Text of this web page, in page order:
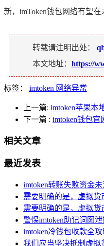
新，imToken钱包网络有望
转载请注明出处：
本文地址： https://
标签： imtoken 网络异常
上一篇: imtoken苹果本
下一篇 : imtoken钱包官
相关文章
最近发表
imtoken转账失败资金
需要明确的是，虚拟
需要明确的是，虚拟
警惕imtoken助记词图
imtoken冷钱包收款全
我们应当坚决抵制虚